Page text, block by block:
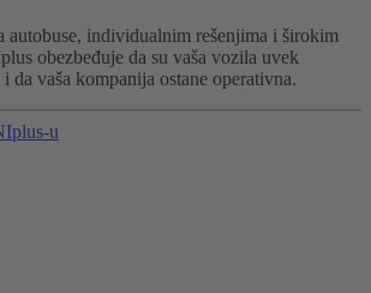
autobuse, individualnim rešenjima i širokim
obezbeđuje da su vaša vozila uvek
da vaša kompanija ostane operativna.
u